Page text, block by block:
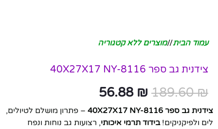
עמוד הבית/ מוצרים ללא קטגוריה
צידנית גב ספר 40X27X17 NY-8116
189.60₪
56.88 ₪
צידנית גב ספר 40X27X17 NY-8116
– פתרון מושלם לטיולים,
לים ולפיקניקים!בידוד תרמי איכותי, רצועות גב נוחות ונפח